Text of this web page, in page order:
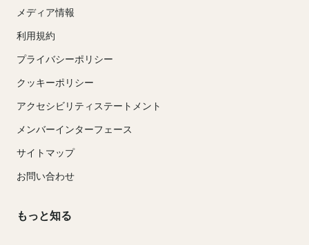
メディア情報
利用規約
プライバシーポリシー
クッキーポリシー
アクセシビリティステートメント
メンバーインターフェース
サイトマップ
お問い合わせ
もっと知る